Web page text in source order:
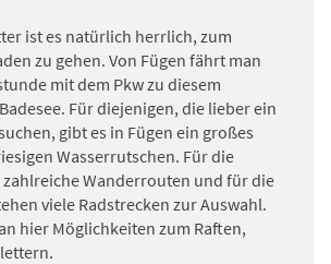
ist es natürlich herrlich, zum
zu gehen. Von Fügen fährt man
mit dem Pkw zu diesem
Für diejenigen, die lieber ein
gibt es in Fügen ein großes
Wasserrutschen. Für die
zahlreiche Wanderrouten und für die
viele Radstrecken zur Auswahl.
hier Möglichkeiten zum Raften,